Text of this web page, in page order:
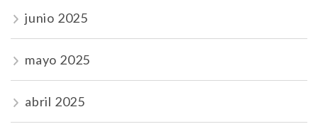
junio 2025
mayo 2025
abril 2025